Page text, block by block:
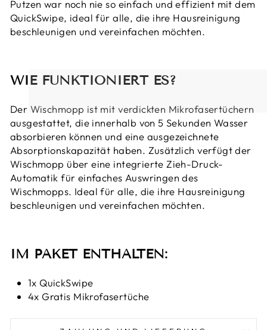
Putzen war noch nie so einfach und effizient mit dem
QuickSwipe, ideal für alle, die ihre Hausreinigung
beschleunigen und vereinfachen möchten.
WIE FUNKTIONIERT ES?
Der Wischmopp ist mit verdickten Mikrofasertüchern
ausgestattet, die innerhalb von 5 Sekunden Wasser
absorbieren können und eine ausgezeichnete
Absorptionskapazität haben. Zusätzlich verfügt der
Wischmopp über eine integrierte Zieh-Druck-
Automatik für einfaches Auswringen des
Wischmopps. Ideal für alle, die ihre Hausreinigung
beschleunigen und vereinfachen möchten.
IM PAKET ENTHALTEN:
1x QuickSwipe
4x Gratis Mikrofasertüche